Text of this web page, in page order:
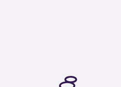
PLUS DE 21 ANS EN LITHOTHÉRAPIE :